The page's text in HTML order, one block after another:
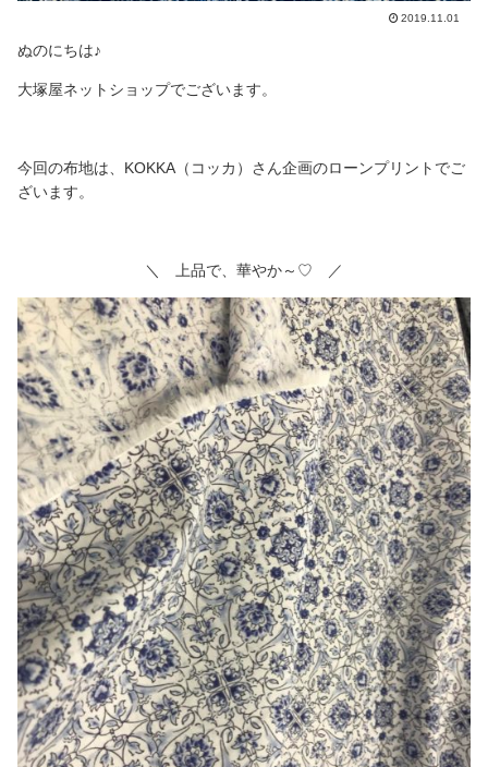
2019.11.01
ぬのにちは♪
大塚屋ネットショップでございます。
今回の布地は、KOKKA（コッカ）さん企画のローンプリントでご
ざいます。
＼ 上品で、華やか～♡ ／